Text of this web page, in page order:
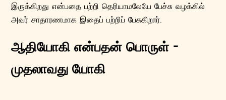
இருக்கிறது என்பதை பற்றி தெரியாமலேயே பேச்சு வழக்கில்
அவர் சாதாரணமாக இதைப் பற்றிப் பேசுகிறார்.
ஆதியோகி என்பதன் பொருள் -
முதலாவது யோகி